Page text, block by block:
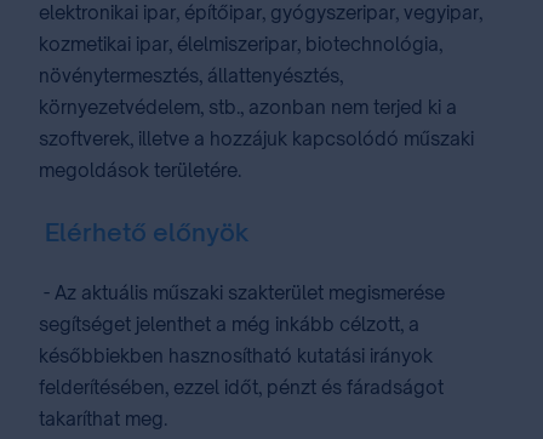
elektronikai ipar, építőipar, gyógyszeripar, vegyipar,
kozmetikai ipar, élelmiszeripar, biotechnológia,
növénytermesztés, állattenyésztés,
környezetvédelem, stb., azonban nem terjed ki a
szoftverek, illetve a hozzájuk kapcsolódó műszaki
megoldások területére.
Elérhető előnyök
- Az aktuális műszaki szakterület megismerése
segítséget jelenthet a még inkább célzott, a
későbbiekben hasznosítható kutatási irányok
felderítésében, ezzel időt, pénzt és fáradságot
takaríthat meg.